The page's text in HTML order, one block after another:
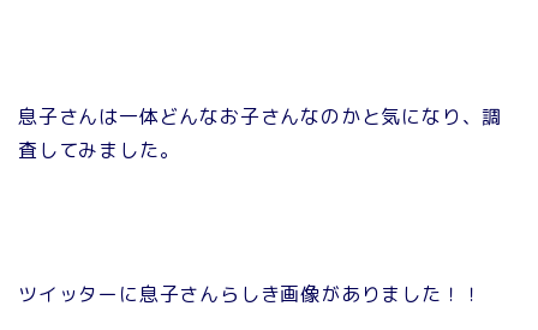
息子さんは一体どんなお子さんなのかと気になり、調
査してみました。
ツイッターに息子さんらしき画像がありました！！